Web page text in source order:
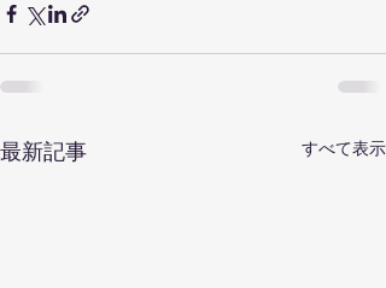
最新記事 すべて表示